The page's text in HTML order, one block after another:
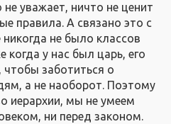
не уважает, ничто не ценит
правила. А связано это с
не было классов
когда у нас был царь, его
заботиться о
а не наоборот. Поэтому
иерархии, мы не умеем
ни перед законом.